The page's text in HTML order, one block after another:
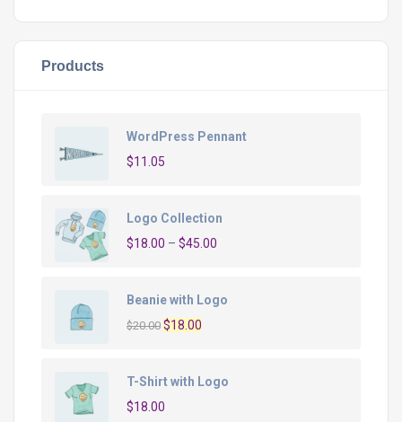
Products
WordPress Pennant
$11.05
Logo Collection
$18.00 – $45.00
Beanie with Logo
$20.00 O
era:
$20.00.
$18.00
é:
T-Shirt with Logo
$18.00